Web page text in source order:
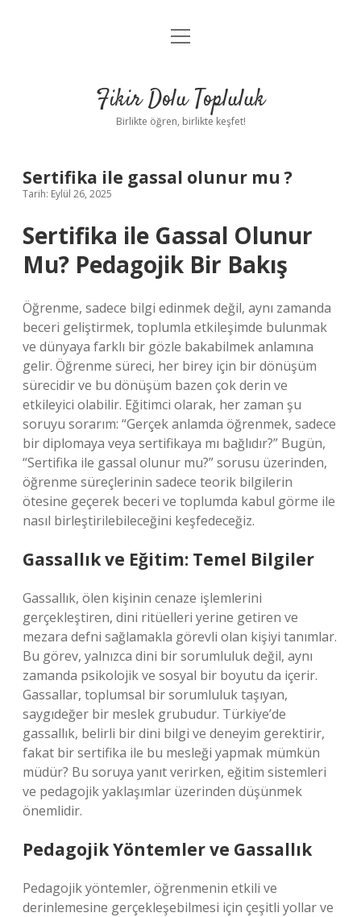
Anasayfa
Yasal Uyarı
menüyü
Fikir Dolu Topluluk
Birlikte öğren, birlikte keşfet!
Sertifika ile gassal olunur mu ?
Tarih: Eylül 26, 2025
Sertifika ile Gassal Olunur
Mu? Pedagojik Bir Bakış
Öğrenme, sadece bilgi edinmek değil, aynı zamanda
beceri geliştirmek, toplumla etkileşimde bulunmak
ve dünyaya farklı bir gözle bakabilmek anlamına
gelir. Öğrenme süreci, her birey için bir dönüşüm
sürecidir ve bu dönüşüm bazen çok derin ve
etkileyici olabilir. Eğitimci olarak, her zaman şu
soruyu sorarım: “Gerçek anlamda öğrenmek, sadece
bir diplomaya veya sertifikaya mı bağlıdır?” Bugün,
“Sertifika ile gassal olunur mu?” sorusu üzerinden,
öğrenme süreçlerinin sadece teorik bilgilerin
ötesine geçerek beceri ve toplumda kabul görme ile
nasıl birleştirilebileceğini keşfedeceğiz.
Gassallık ve Eğitim: Temel Bilgiler
Gassallık, ölen kişinin cenaze işlemlerini
gerçekleştiren, dini ritüelleri yerine getiren ve
mezara defni sağlamakla görevli olan kişiyi tanımlar.
Bu görev, yalnızca dini bir sorumluluk değil, aynı
zamanda psikolojik ve sosyal bir boyutu da içerir.
Gassallar, toplumsal bir sorumluluk taşıyan,
saygıdeğer bir meslek grubudur. Türkiye’de
gassallık, belirli bir dini bilgi ve deneyim gerektirir,
fakat bir sertifika ile bu mesleği yapmak mümkün
müdür? Bu soruya yanıt verirken, eğitim sistemleri
ve pedagojik yaklaşımlar üzerinden düşünmek
önemlidir.
Pedagojik Yöntemler ve Gassallık
Pedagojik yöntemler, öğrenmenin etkili ve
derinlemesine gerçekleşebilmesi için çeşitli yollar ve